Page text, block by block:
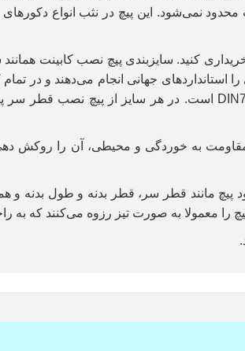
نمی‌شود. این پیچ در نثب انواع
کنید. سایزبندی پیچ نصب کابینت
را استانداردهای جهانی انجام می‌دهند و در
است. در هر سایز از پیچ نصب قطر سر
به خوردگی و محیطی، آن را روکش دهی
پیچ مانند قطر سر، قطر بدنه و طول بدنه
پیچ را معمولا به صورت تیز رزوه می‌کنند که